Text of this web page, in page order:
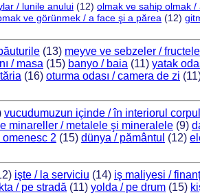
/ lunile anului (12) olmak ve sahip olmak /
ve görünmek / a face şi a părea (12)
(13) meyve ve sebzeler /
/ masa (15) banyo / baia (11) yatak
(16) oturma odası / camera de zi
vucudumuzun içinde / în interiorul
minareller / metalele şi mineralele (9)
2 (15) dünya / pământul (12)
işte / la serviciu (14) iş maliyesi /
/ pe stradă (11) yolda / pe drum (15)